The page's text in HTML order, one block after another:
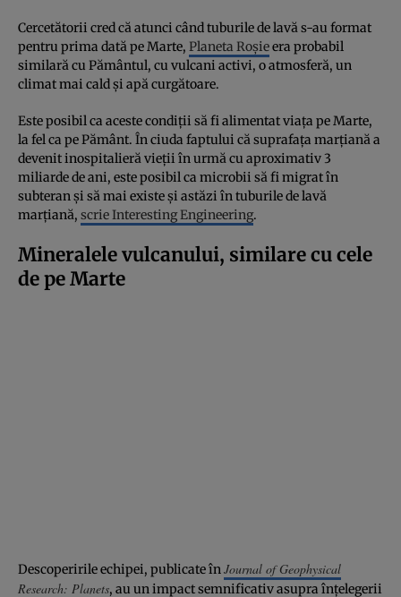
Cercetătorii cred că atunci când tuburile de lavă s-au format
pentru prima dată pe Marte, Planeta Roșieera probabil
similară cu Pământul, cu vulcani activi, o atmosferă, un
climat mai cald și apă curgătoare.
Este posibil ca aceste condiții să fi alimentat viața pe Marte,
la fel ca pe Pământ. În ciuda faptului că suprafața marțiană a
devenit inospitalieră vieții în urmă cu aproximativ 3
miliarde de ani, este posibil ca microbii să fi migrat în
subteran și să mai existe și astăzi în tuburile de lavă
marțiană, scrie Interesting Engineering.
Mineralele vulcanului, similare cu cele
de pe Marte
Descoperirile echipei, publicate înJournal of Geophysical
Research: Planets, au un impact semnificativ asupra înțelegerii